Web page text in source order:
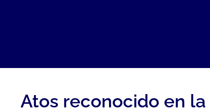
Atos reconocido en la